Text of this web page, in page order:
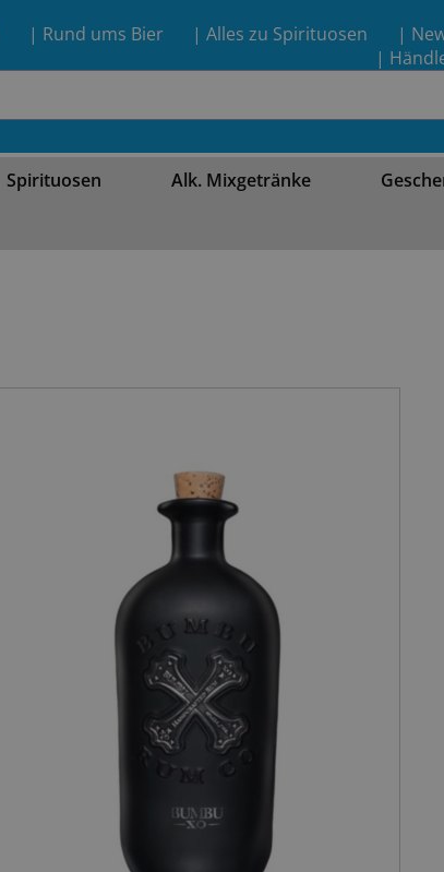
| Rund ums Bier | Alles zu Spirituosen
|
|
Spirituosen Alk. Mixgetränke